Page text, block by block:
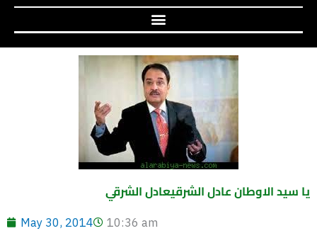
يا سيد الاوطان عادل الشرقيعادل الشرقي
May 30, 2014 10:36 am